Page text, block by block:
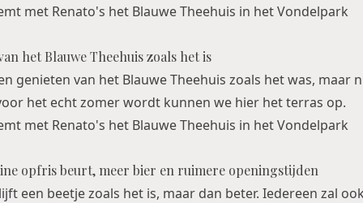
het Blauwe Theehuis zoals het is
genieten van het Blauwe Theehuis zoals het was, maar
het echt zomer wordt kunnen we hier het terras op.
opfris beurt, meer bier en ruimere openingstijden
een beetje zoals het is, maar dan beter. Iedereen zal